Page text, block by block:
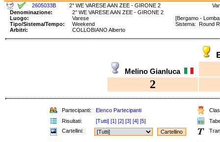
2605033B
2° WE VARESE AAN ZEE - GIRONE 2
Denominazione:
2° WE VARESE AAN ZEE - GIRONE 2
Luogo:
Varese
[Bergamo -
Tipo/Sistema/Tempo:
Weekend
Sistema: Round
Arbitri:
COLLOBIANO Alberto
Melino Gianluca
2
Partecipanti: Elenco Partecipanti
Risultati:
[Tutti] [1] [2] [3] [4] [5]
Cartellini: